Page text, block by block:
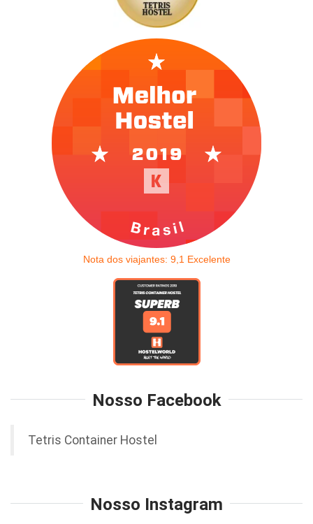
Nota dos viajantes: 9,1Excelente
Nosso Facebook
Tetris Container Hostel
Nosso Instagram